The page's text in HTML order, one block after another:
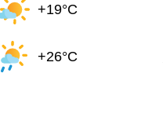
+19°C
+26°C